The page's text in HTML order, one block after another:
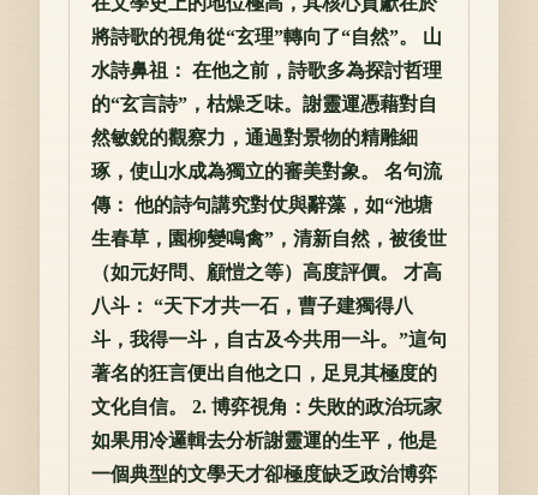
將詩歌的視角從“玄理”轉向了“自然”。 山
水詩鼻祖： 在他之前，詩歌多為探討哲理
的“玄言詩”，枯燥乏味。謝靈運憑藉對自
然敏銳的觀察力，通過對景物的精雕細
琢，使山水成為獨立的審美對象。 名句流
傳： 他的詩句講究對仗與辭藻，如“池塘
生春草，園柳變鳴禽”，清新自然，被後世
（如元好問、顧愷之等）高度評價。 才高
八斗： “天下才共一石，曹子建獨得八
斗，我得一斗，自古及今共用一斗。”這句
著名的狂言便出自他之口，足見其極度的
文化自信。 2. 博弈視角：失敗的政治玩家
如果用冷邏輯去分析謝靈運的生平，他是
一個典型的文學天才卻極度缺乏政治博弈